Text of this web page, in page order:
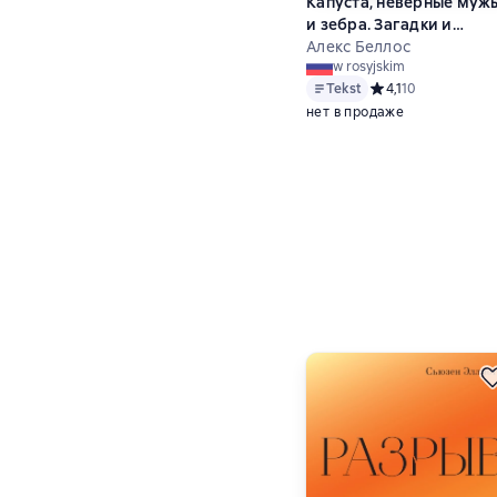
и зебра. Загадки и
головоломки для
развития критического
мышления
Алекс Беллос
w rosyjskim
Tekst Средний рейтинг
4,110
нет в продаже